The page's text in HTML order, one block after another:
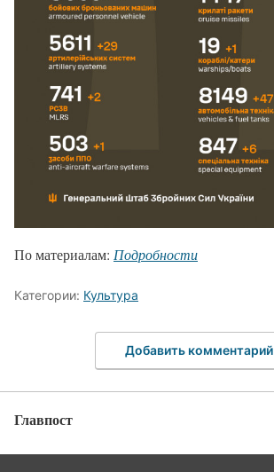
По материалам: Подробности
Категории: Культура
Добавить комментарий
Главпост